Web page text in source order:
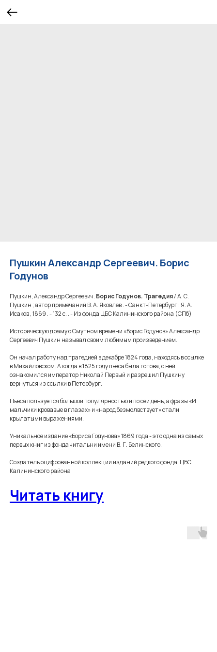
Пушкин Александр Сергеевич. Борис
Годунов
Пушкин, Александр Сергеевич. Борис Годунов. Трагедия/ А. С.
Пушкин ; автор примечаний В. А. Яковлев . - Санкт-Петербург : Я. А.
Исаков , 1869 . - 132 с. . - Из фонда ЦБС Калининского района (СПб)
Историческую драму о Смутном времени «Борис Годунов» Александр
Сергеевич Пушкин называл своим любимым произведением.
Он начал работу над трагедией в декабре 1824 года, находясь в ссылке
в Михайловском. А когда в 1825 году пьеса была готова, с ней
ознакомился император Николай Первый и разрешил Пушкину
вернуться из ссылки в Петербург.
Пьеса пользуется большой популярностью и по сей день, а фразы «И
мальчики кровавые в глазах» и «народ безмолвствует» стали
крылатыми выражениями.
Уникальное издание «Бориса Годунова» 1869 года - это одна из самых
первых книг из фонда читальни имени В. Г. Белинского.
Создатель оцифрованной коллекции изданий редкого фонда: ЦБС
Калининского района
Читать книгу